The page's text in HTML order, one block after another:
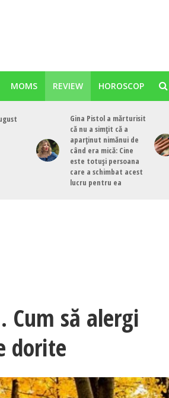
MOMS REVIEW HOROSCOP
Gina Pistol a mărturisit
că nu a simțit că a
aparținut nimănui de
când era mică: Cine
este totuși persoana
care a schimbat acest
lucru pentru ea
Cum să alergi
dorite